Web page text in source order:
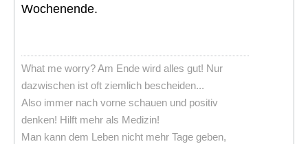
Wochenende.
What me worry? Am Ende wird alles gut! Nur
dazwischen ist oft ziemlich bescheiden...
Also immer nach vorne schauen und positiv
denken! Hilft mehr als Medizin!
Man kann dem Leben nicht mehr Tage geben,